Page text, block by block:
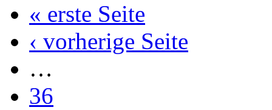
« erste Seite
‹ vorherige Seite
…
36